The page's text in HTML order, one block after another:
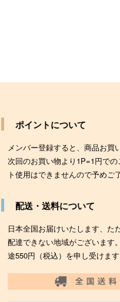
ポイントについて
メンバー登録すると、商品お
次回のお買い物より1P=1円で
ト使用はできませんので予めご
配送・送料について
日本全国お届けいたします、た
配達できない地域がございます
途550円（税込）を申し受けま